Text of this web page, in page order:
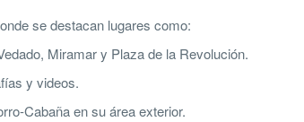
se destacan lugares como:
Miramar y Plaza de la Revolución.
y videos.
Cabaña en su área exterior.